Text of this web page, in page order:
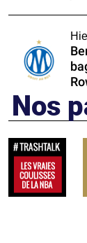
Nos